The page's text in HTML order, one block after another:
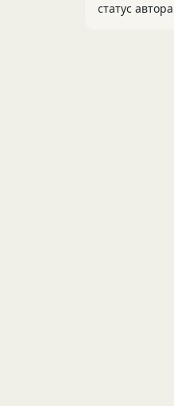
статус автора